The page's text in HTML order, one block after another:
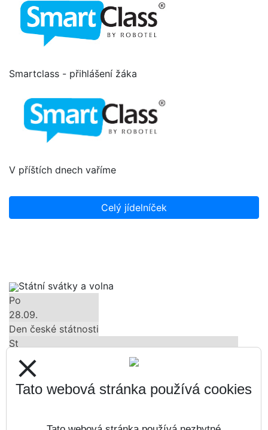
Smartclass - přihlášení žáka
V příštích dnech vaříme
Celý jídelníček
Státní svátky a volna
Po
28.09.
Den české státnosti
St
28.10.
Den vzniku samostatného československého státu
Út
close
Tato webová stránka používá cookies